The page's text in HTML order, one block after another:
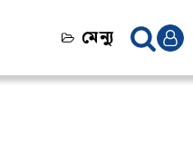
মেন্যু